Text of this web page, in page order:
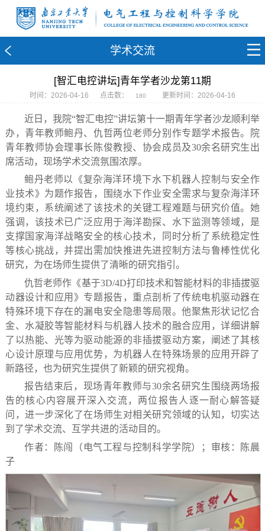
学术交流
[智汇电控讲坛]青年学者沙龙第11期
时间：2026-04-16 点击数： 180 更新时间：2026-04-16
近日，我院“智汇电控”讲坛第十一期青年学者沙龙顺利举
办，青年教师鲍丹、仇哲两位老师分别作专题学术报告。院
青年教师协会理事长陈俊教授、协会成员及30余名研究生出
席活动，现场学术交流氛围浓厚。
鲍丹老师以《复杂海洋环境下水下机器人控制与安全作
业技术》为题作报告，围绕水下作业安全需求与复杂海洋环
境约束，系统阐述了该技术的关键工程难题与研究价值。她
强调，该技术已广泛应用于海洋勘探、水下监测等领域，是
支撑国家海洋战略安全的核心技术，同时分析了系统稳定性
等核心挑战，并提出需加快推进先进控制方法与鲁棒性优化
研究，为在场师生提供了清晰的研究指引。
仇哲老师作《基于3D/4D打印技术和智能材料的非插拔驱
动器设计和应用》专题报告，重点剖析了传统电机驱动器在
特殊环境下存在的漏电安全隐患等局限。他聚焦形状记忆合
金、水凝胶等智能材料与机器人技术的融合应用，详细讲解
了以热能、光等为驱动能源的非插拔驱动方案，阐述了其核
心设计原理与应用优势，为机器人在特殊场景的应用开辟了
新路径，也为研究生提供了新颖的研究视角。
报告结束后，现场青年教师与30余名研究生围绕两场报
告的核心内容展开深入交流，两位报告人逐一耐心解答疑
问，进一步深化了在场师生对相关研究领域的认知，切实达
到了学术交流、互学共进的活动目的。
作者：陈闯（电气工程与控制科学学院）；审核：陈晨
子